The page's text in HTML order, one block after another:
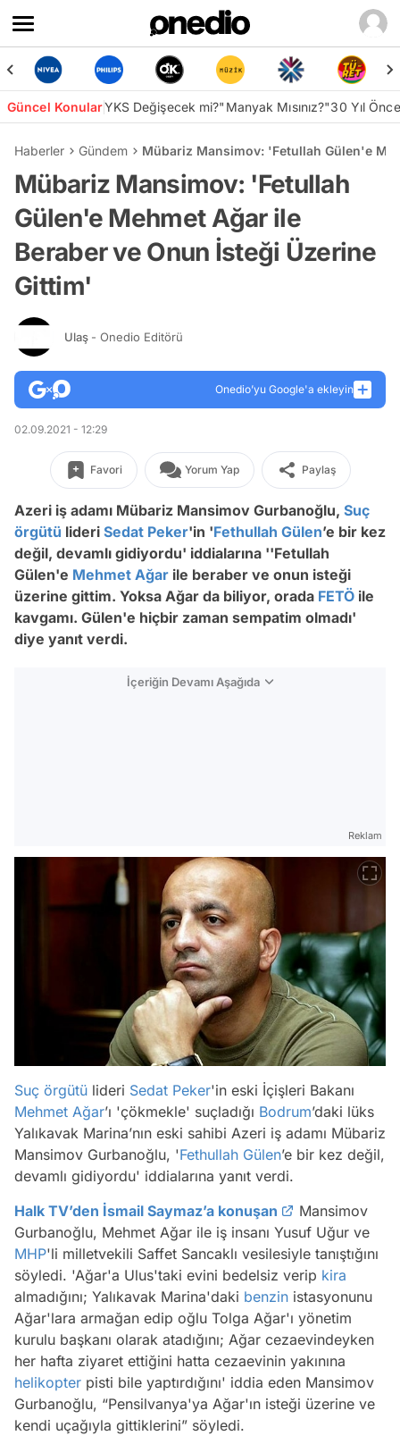
Güncel KonularYKS Değişecek mi?"Manyak Mısınız?"30 Yıl
Haberler Gündem Mübariz Mansimov: 'Fetullah Gülen'e
Mübariz Mansimov: 'Fetullah
Gülen'e Mehmet Ağar ile
Beraber ve Onun İsteği Üzerine
Gittim'
Ulaş - Onedio Editörü
Onedio’yu Google'a ekleyin
02.09.2021 - 12:29
Favori Yorum Yap Paylaş
Azeri iş adamı Mübariz Mansimov Gurbanoğlu, Suç
örgütü lideri Sedat Peker'in 'Fethullah Gülen’e bir kez
değil, devamlı gidiyordu' iddialarına ''Fetullah
Gülen'e Mehmet Ağar ile beraber ve onun isteği
üzerine gittim. Yoksa Ağar da biliyor, orada FETÖ ile
kavgamı. Gülen'e hiçbir zaman sempatim olmadı'
diye yanıt verdi.
İçeriğin Devamı Aşağıda
Reklam
Suç örgütü lideri Sedat Peker'in eski İçişleri Bakanı
Mehmet Ağar’ı 'çökmekle' suçladığı Bodrum’daki lüks
Yalıkavak Marina’nın eski sahibi Azeri iş adamı Mübariz
Mansimov Gurbanoğlu, 'Fethullah Gülen’e bir kez değil,
devamlı gidiyordu' iddialarına yanıt verdi.
Halk TV’den İsmail Saymaz’a konuşan
Mansimov
Gurbanoğlu, Mehmet Ağar ile iş insanı Yusuf Uğur ve
MHP'li milletvekili Saffet Sancaklı vesilesiyle tanıştığını
söyledi. 'Ağar'a Ulus'taki evini bedelsiz verip kira
almadığını; Yalıkavak Marina'daki benzin istasyonunu
Ağar'lara armağan edip oğlu Tolga Ağar'ı yönetim
kurulu başkanı olarak atadığını; Ağar cezaevindeyken
her hafta ziyaret ettiğini hatta cezaevinin yakınına
helikopter pisti bile yaptırdığını' iddia eden Mansimov
Gurbanoğlu, “Pensilvanya'ya Ağar'ın isteği üzerine ve
kendi uçağıyla gittiklerini” söyledi.